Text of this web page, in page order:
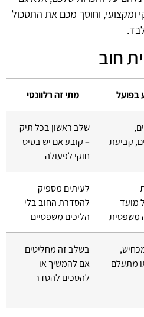
ומקצועי, וחוסך מכם את התסכול
חוב
מתי זה רלוונטי
קביעת
שלב ראשון בכל תיק
– קובע אם יש בסיס
חוקי לפעולה
מועד
משפטית
לעיתים מספיק
להסדרת החוב בלי
הליכים משפטיים
מתעלם
בשלב זה מחליטים
אם להמשיך או
להסכים להסדר